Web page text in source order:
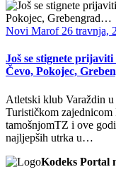
Novi Marof26 travnja,
Još se stignete
Čevo, Pokojec,
Atletski klub Varaždin
Turističkom
tamošnjomTZ i ove
najljepših utrka u…
Kodeks Portal